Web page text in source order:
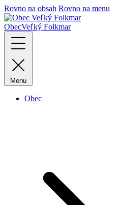
Rovno na obsah Rovno na menu
ObecVeľký Folkmar
Menu
Obec